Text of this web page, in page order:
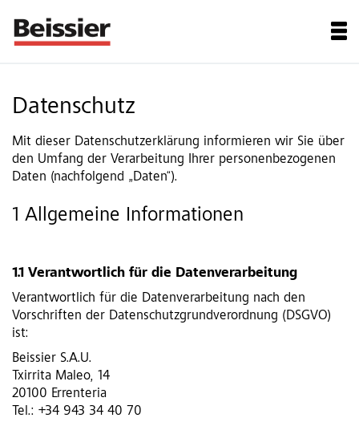
Datenschutz
Mit dieser Datenschutzerklärung informieren wir Sie über
den Umfang der Verarbeitung Ihrer personenbezogenen
Daten (nachfolgend „Daten“).
1 Allgemeine Informationen
1.1 Verantwortlich für die Datenverarbeitung
Verantwortlich für die Datenverarbeitung nach den
Vorschriften der Datenschutzgrundverordnung (DSGVO)
ist:
Beissier S.A.U.
Txirrita Maleo, 14
20100 Errenteria
Tel.: +34 943 34 40 70